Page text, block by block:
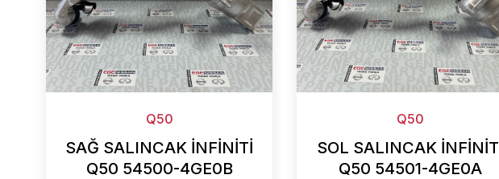
Q50
SAĞ SALINCAK İNFİNİTİ
Q50 54500-4GE0B
Q50
SOL SALINCAK
Q50 54501-4GE0A